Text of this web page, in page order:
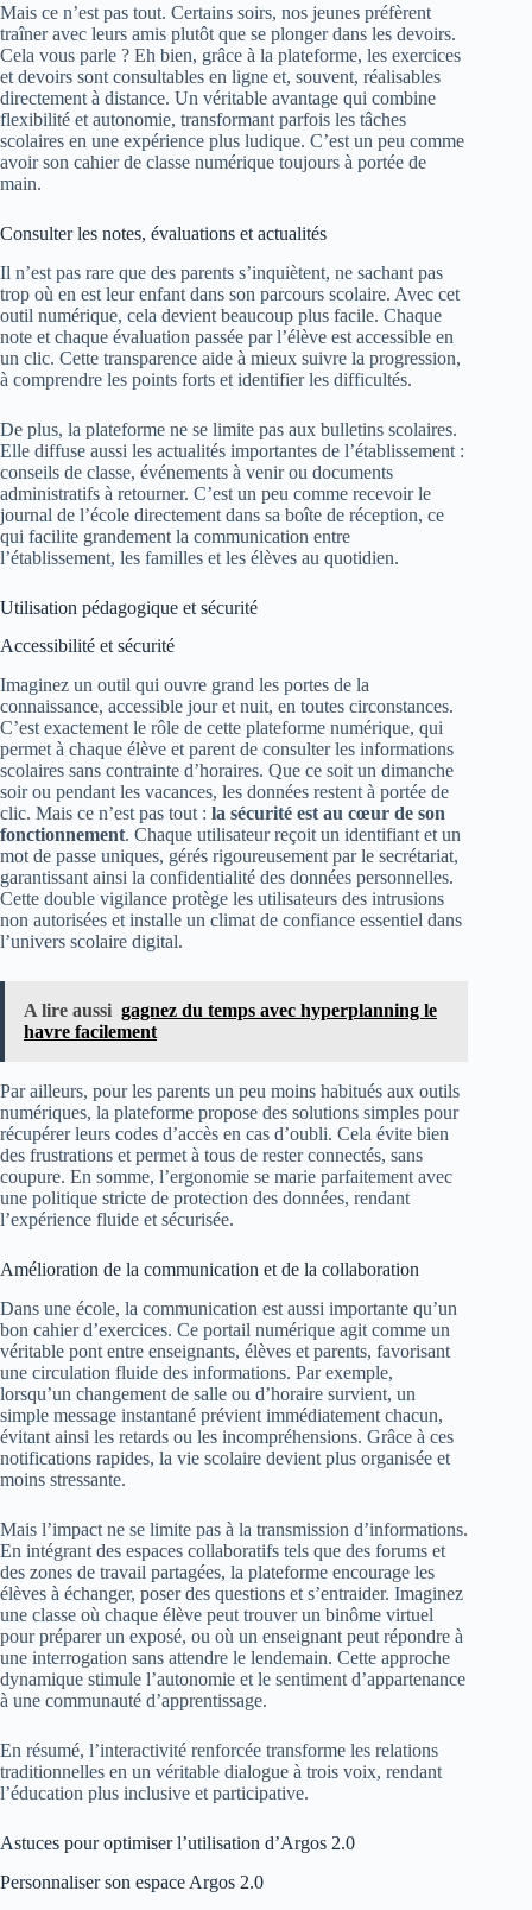
Mais ce n’est pas tout. Certains soirs, nos jeunes préfèrent
traîner avec leurs amis plutôt que se plonger dans les devoirs.
Cela vous parle ? Eh bien, grâce à la plateforme, les exercices
et devoirs sont consultables en ligne et, souvent, réalisables
directement à distance. Un véritable avantage qui combine
flexibilité et autonomie, transformant parfois les tâches
scolaires en une expérience plus ludique. C’est un peu comme
avoir son cahier de classe numérique toujours à portée de
main.
Consulter les notes, évaluations et actualités
Il n’est pas rare que des parents s’inquiètent, ne sachant pas
trop où en est leur enfant dans son parcours scolaire. Avec cet
outil numérique, cela devient beaucoup plus facile. Chaque
note et chaque évaluation passée par l’élève est accessible en
un clic. Cette transparence aide à mieux suivre la progression,
à comprendre les points forts et identifier les difficultés.
De plus, la plateforme ne se limite pas aux bulletins scolaires.
Elle diffuse aussi les actualités importantes de l’établissement :
conseils de classe, événements à venir ou documents
administratifs à retourner. C’est un peu comme recevoir le
journal de l’école directement dans sa boîte de réception, ce
qui facilite grandement la communication entre
l’établissement, les familles et les élèves au quotidien.
Utilisation pédagogique et sécurité
Accessibilité et sécurité
Imaginez un outil qui ouvre grand les portes de la
connaissance, accessible jour et nuit, en toutes circonstances.
C’est exactement le rôle de cette plateforme numérique, qui
permet à chaque élève et parent de consulter les informations
scolaires sans contrainte d’horaires. Que ce soit un dimanche
soir ou pendant les vacances, les données restent à portée de
clic. Mais ce n’est pas tout : la sécurité est au cœur de son
fonctionnement. Chaque utilisateur reçoit un identifiant et un
mot de passe uniques, gérés rigoureusement par le secrétariat,
garantissant ainsi la confidentialité des données personnelles.
Cette double vigilance protège les utilisateurs des intrusions
non autorisées et installe un climat de confiance essentiel dans
l’univers scolaire digital.
A lire aussi gagnez du temps avec hyperplanning le
havre facilement
Par ailleurs, pour les parents un peu moins habitués aux outils
numériques, la plateforme propose des solutions simples pour
récupérer leurs codes d’accès en cas d’oubli. Cela évite bien
des frustrations et permet à tous de rester connectés, sans
coupure. En somme, l’ergonomie se marie parfaitement avec
une politique stricte de protection des données, rendant
l’expérience fluide et sécurisée.
Amélioration de la communication et de la collaboration
Dans une école, la communication est aussi importante qu’un
bon cahier d’exercices. Ce portail numérique agit comme un
véritable pont entre enseignants, élèves et parents, favorisant
une circulation fluide des informations. Par exemple,
lorsqu’un changement de salle ou d’horaire survient, un
simple message instantané prévient immédiatement chacun,
évitant ainsi les retards ou les incompréhensions. Grâce à ces
notifications rapides, la vie scolaire devient plus organisée et
moins stressante.
Mais l’impact ne se limite pas à la transmission d’informations.
En intégrant des espaces collaboratifs tels que des forums et
des zones de travail partagées, la plateforme encourage les
élèves à échanger, poser des questions et s’entraider. Imaginez
une classe où chaque élève peut trouver un binôme virtuel
pour préparer un exposé, ou où un enseignant peut répondre à
une interrogation sans attendre le lendemain. Cette approche
dynamique stimule l’autonomie et le sentiment d’appartenance
à une communauté d’apprentissage.
En résumé, l’interactivité renforcée transforme les relations
traditionnelles en un véritable dialogue à trois voix, rendant
l’éducation plus inclusive et participative.
Astuces pour optimiser l’utilisation d’Argos 2.0
Personnaliser son espace Argos 2.0